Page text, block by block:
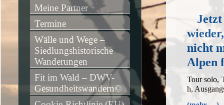
nicht
Alpen
Tour solo,
h,
Meine Partner
Termine
Wälle und Wege –
Siedlungshistorische
Wanderungen
Fit im Wald – DWV-
Gesundheitswandern©